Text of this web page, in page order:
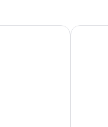
Tulip